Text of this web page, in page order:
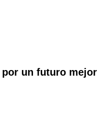
por un futuro mejor